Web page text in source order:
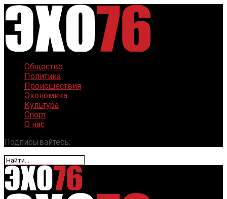
Общество
Политика
Происшествия
Экономика
Культура
Спорт
О нас
Подписывайтесь: